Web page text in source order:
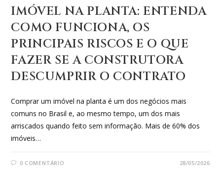
IMÓVEL NA PLANTA: ENTENDA
COMO FUNCIONA, OS
PRINCIPAIS RISCOS E O QUE
FAZER SE A CONSTRUTORA
DESCUMPRIR O CONTRATO
Comprar um imóvel na planta é um dos negócios mais
comuns no Brasil e, ao mesmo tempo, um dos mais
arriscados quando feito sem informação. Mais de 60% dos
imóveis…
0 COMENTÁRIO 28/05/2026